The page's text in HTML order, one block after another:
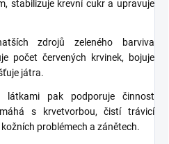
stabilizuje krevní cukr a upravuje
zdrojů zeleného barviva
počet červených krvinek, bojuje
játra.
látkami pak podporuje činnost
s krvetvorbou, čistí trávicí
problémech a zánětech.